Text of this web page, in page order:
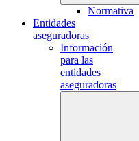
Normativa
Entidades
aseguradoras
Información
para las
entidades
aseguradoras